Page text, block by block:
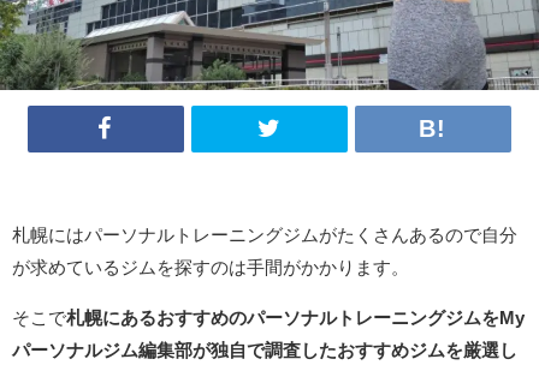
札幌にはパーソナルトレーニングジムがたくさんあるので自分
が求めているジムを探すのは手間がかかります。
そこで札幌にあるおすすめのパーソナルトレーニングジムをMy
パーソナルジム編集部が独自で調査したおすすめジムを厳選し